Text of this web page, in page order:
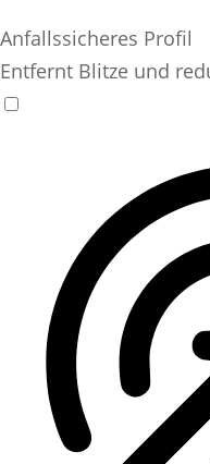
Anfallssicheres Profil
Entfernt Blitze und